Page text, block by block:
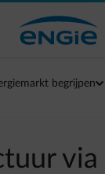
begrijpen